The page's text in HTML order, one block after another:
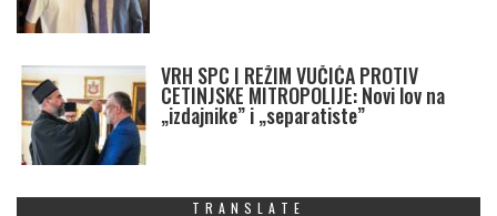
VRH SPC I REŽIM VUČIĆA PROTIV
CETINJSKE MITROPOLIJE: Novi lov na
„izdajnike” i „separatiste”
TRANSLATE